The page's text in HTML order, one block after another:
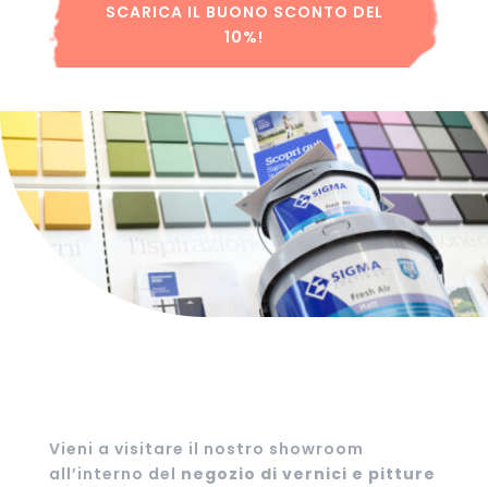
SCARICA IL BUONO SCONTO DEL
10%!
Vieni a visitare il nostro showroom
all’interno del negozio di vernici e pitture